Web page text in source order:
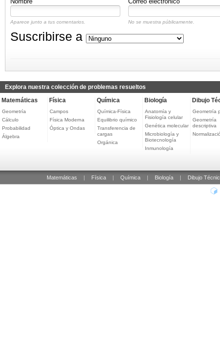
Aparece junto a tus comentarios. No se muestra públicamente.
Suscribirse a
Explora nuestra colección de problemas resueltos
Matemáticas
Geometría
Cálculo
Probabilidad
Álgebra
Física
Campos
Física Moderna
Óptica y Ondas
Química
Química-Física
Equilibrio químico
Transferencia de
cargas
Orgánica
Biología
Anatomía y
Fisiología celular
Genética molecular
Microbiología y
Biotecnología
Inmunología
Dibujo
Geometría
Geometría
descriptiva
Matemáticas Física Química Biología Dibujo